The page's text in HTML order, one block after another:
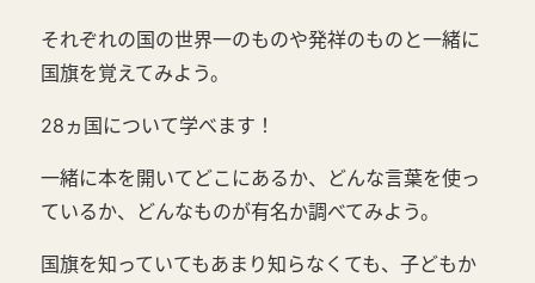
それぞれの国の世界一のものや発祥のものと一緒に
国旗を覚えてみよう。
28ヵ国について学べます！
一緒に本を開いてどこにあるか、どんな言葉を使っ
ているか、どんなものが有名か調べてみよう。
国旗を知っていてもあまり知らなくても、子どもか